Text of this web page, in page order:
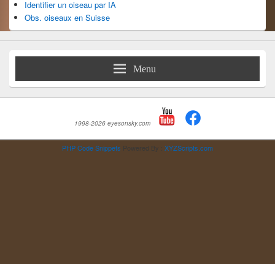
Identifier un oiseau par IA
Obs. oiseaux en Suisse
Menu
1998-2026 eyesonsky.com
PHP Code Snippets Powered By : XYZScripts.com